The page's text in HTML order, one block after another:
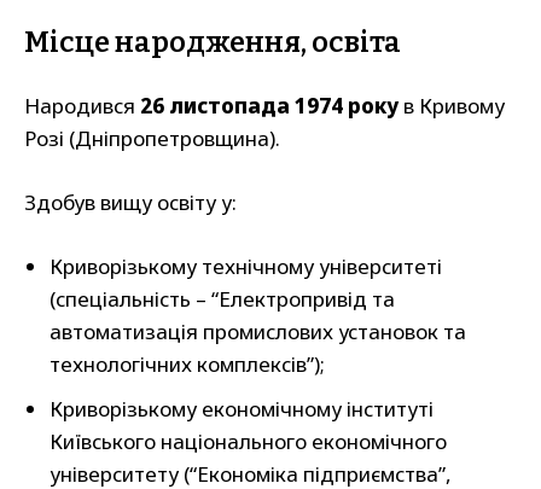
Місце народження, освіта
Народився 26 листопада 1974 рокув Кривому
Розі (Дніпропетровщина).
Здобув вищу освіту у:
Криворізькому технічному університеті
(спеціальність – “Електропривід та
автоматизація промислових установок та
технологічних комплексів”);
Криворізькому економічному інституті
Київського національного економічного
університету (“Економіка підприємства”,